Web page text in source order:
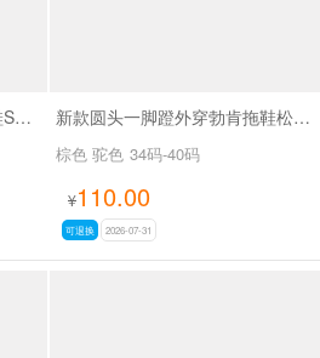
新款圆头一脚蹬外穿勃肯拖鞋SA9108 新款圆头一脚蹬外穿勃肯拖鞋松糕厚底复古面包拖鞋SA9103
棕色 驼色 34码-40码
¥110.00
可退换 2026-07-31